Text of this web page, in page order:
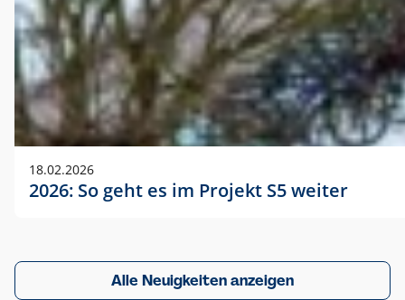
18.02.2026
2026: So geht es im Projekt S5 weiter
Alle Neuigkeiten anzeigen